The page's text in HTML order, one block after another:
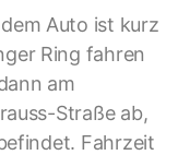
Auto ist kurz
Ring fahren
am
Straße ab,
Fahrzeit